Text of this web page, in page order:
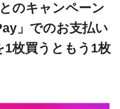
のキャンペーン
」でのお支払い
枚買うともう1枚